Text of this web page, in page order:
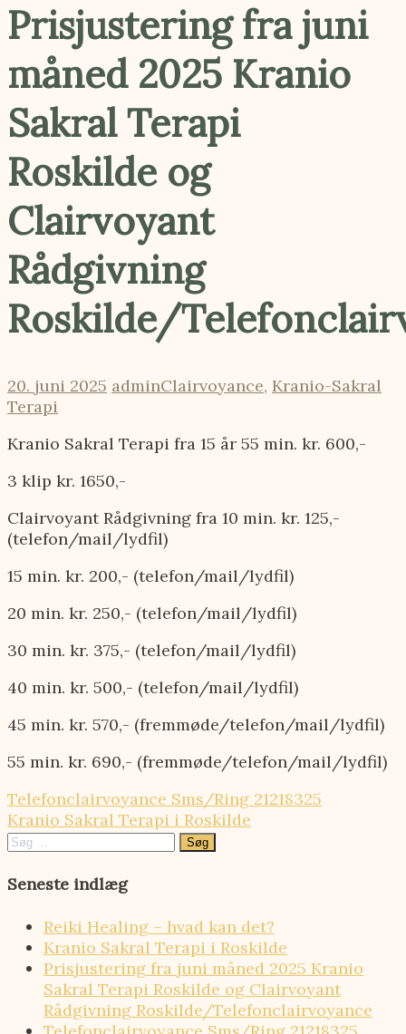
Prisjustering fra juni
måned 2025 Kranio
Sakral Terapi
Roskilde og
Clairvoyant
Rådgivning
Roskilde/
20. juni 2025 adminClairvoyance, Kranio-Sakral
Terapi
Kranio Sakral Terapi fra 15 år 55 min. kr. 600,-
3 klip kr. 1650,-
Clairvoyant Rådgivning fra 10 min. kr. 125,-
(telefon/mail/lydfil)
15 min. kr. 200,- (telefon/mail/lydfil)
20 min. kr. 250,- (telefon/mail/lydfil)
30 min. kr. 375,- (telefon/mail/lydfil)
40 min. kr. 500,- (telefon/mail/lydfil)
45 min. kr. 570,- (fremmøde/telefon/mail/lydfil)
55 min. kr. 690,- (fremmøde/telefon/mail/lydfil)
Indlægsnavigation
Telefonclairvoyance Sms/Ring 21218325
Kranio Sakral Terapi i Roskilde
Søg
Seneste indlæg
Reiki Healing – hvad kan det?
Kranio Sakral Terapi i Roskilde
Prisjustering fra juni måned 2025 Kranio
Sakral Terapi Roskilde og Clairvoyant
Rådgivning Roskilde/Telefonclairvoyance